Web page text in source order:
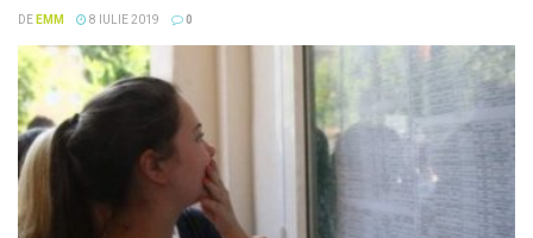
DE EMM 8 IULIE 2019 0